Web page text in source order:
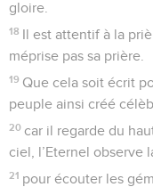
gloire.
18 Il est attentif à la
méprise pas sa prière.
19 Que cela soit écrit
peuple ainsi créé
20 car il regarde du
ciel, l’Eternel observe
21 pour écouter les